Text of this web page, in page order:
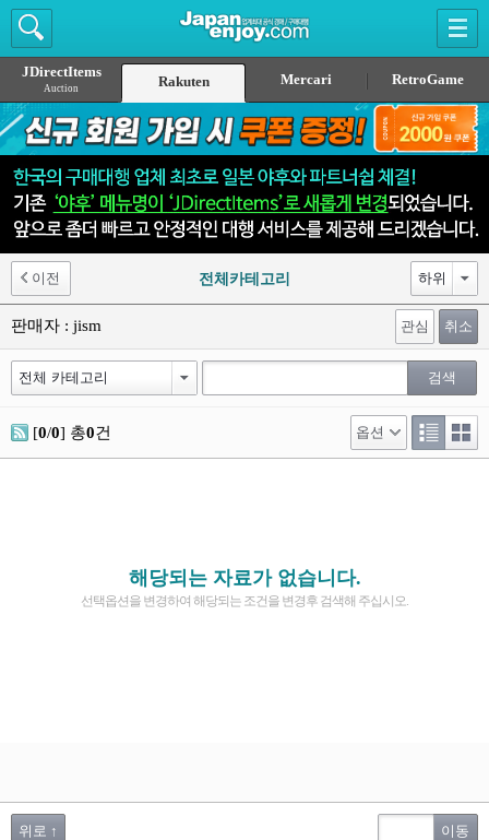
JDirectItems
Auction Rakuten Mercari RetroGame
전체카테고리
이전
판매자 : jism 관심 취소
[0/0] 총0건 옵션
해당되는 자료가 없습니다.
선택옵션을 변경하여 해당되는 조건을 변경후 검색해 주십시오.
위로 ↑ 이동